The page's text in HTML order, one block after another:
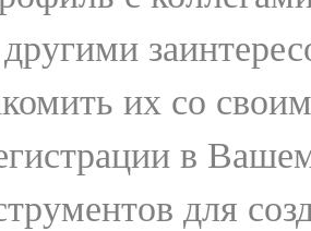
другими
их со
в
для